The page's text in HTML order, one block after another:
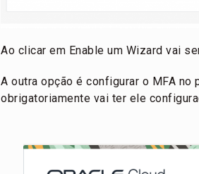
Ao clicar em Enable um Wizard vai
A outra opção é configurar o MFA
obrigatoriamente vai ter ele